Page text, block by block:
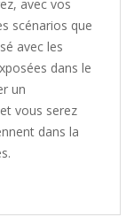
avec vos
scénarios que
avec les
dans le
un
vous serez
dans la